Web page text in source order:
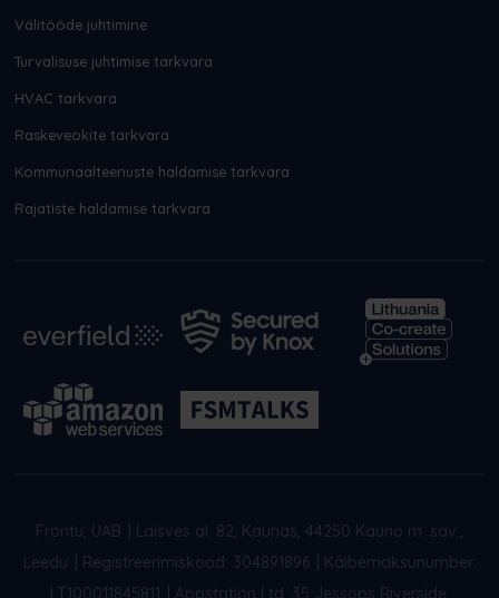
Välitööde juhtimine
Turvalisuse juhtimise tarkvara
HVAC tarkvara
Raskeveokite tarkvara
Kommunaalteenuste haldamise tarkvara
Rajatiste haldamise tarkvara
Frontu, UAB
Laisvės al. 82, Kaunas, 44250 Kauno m. sav.,
Leedu
Registreerimiskood: 304891896
Käibemaksunumber:
LT100011845811
Appstation Ltd, 35 Jessops Riverside,